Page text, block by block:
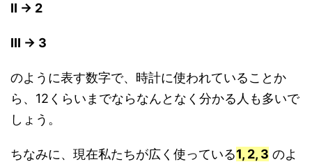
II → 2
III → 3
のように表す数字で、時計に使われていることか
ら、12くらいまでならなんとなく分かる人も多いで
しょう。
ちなみに、現在私たちが広く使っている1, 2, 3 のよ